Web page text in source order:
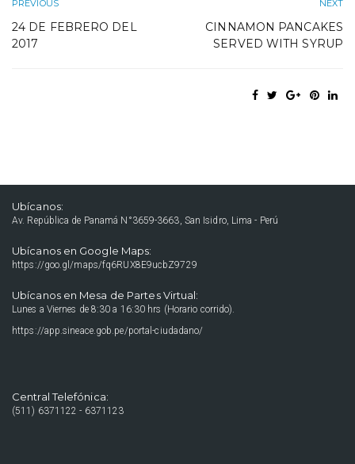
PREVIOUS
24 DE FEBRERO DEL
2017
NEXT
CINNAMON PANCAKES
SERVED WITH SYRUP
Ubícanos:
Av. República de Panamá N°3659-3663, San Isidro, Lima - Perú
Ubícanos en Google Maps:
https://goo.gl/maps/fq6RUX8E9ucbZ9729
Ubícanos en Mesa de Partes Virtual:
Lunes a Viernes de 8:30 a 16:30 hrs (Horario corrido).
https://app.sineace.gob.pe/portal-ciudadano/
Central Telefónica:
(511) 6371122 - 6371123